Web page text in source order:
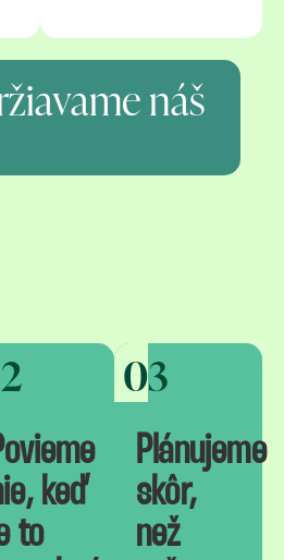
náš
keď
to
03
Plánujeme
skôr,
než